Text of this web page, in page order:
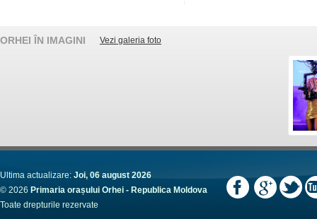
ORHEI ÎN IMAGINI Vezi galeria foto
Ultima actualizare: Joi, 06 august 2026
© 2026 Primaria orașului Orhei - Republica Moldova
Toate drepturile rezervate